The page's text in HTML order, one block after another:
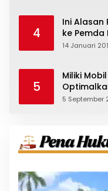
4
Ini Alasan
ke Pemda
14 Januari
5
Miliki
5 September